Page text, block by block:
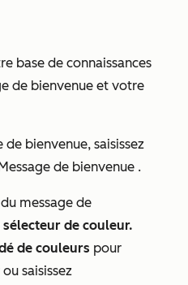
base de connaissances
de bienvenue et votre
bienvenue, saisissez
Message de bienvenue .
message de
sélecteur de couleur.
de couleurs pour
saisissez